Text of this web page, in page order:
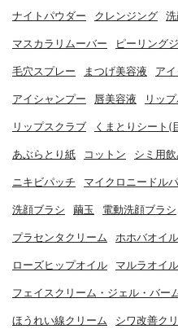
ナイトパウダー クレンジング
マスカラリムーバー ピーリング
毛穴スプレー まつげ美容液 ア
アイシャンプー 唇美容液 リッ
リップスクラブ くまとりシート(
あぶらとり紙 コットン シミ用
ニキビパッチ マイクロニードル
洗顔ブラシ 繭玉 電動洗顔ブラシ
プラセンタクリーム ホホバオイル
ローズヒップオイル マルラオイル
フェイスクリーム・ジェル・バー
ほうれい線クリーム シワ改善ク